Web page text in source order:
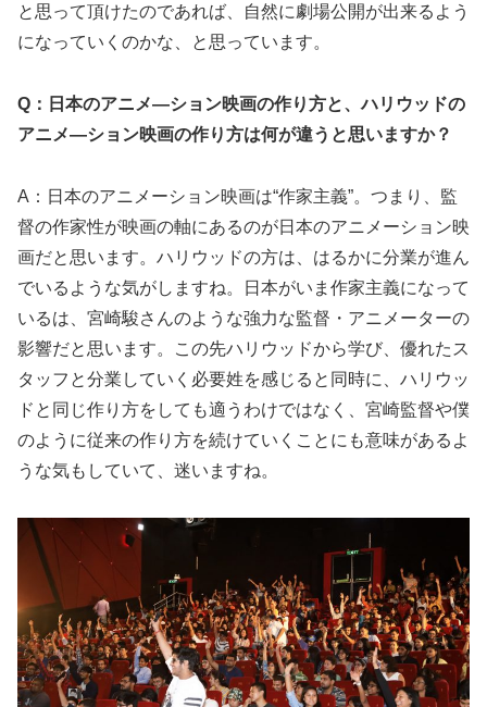
と思って頂けたのであれば、自然に劇場公開が出来るよう
になっていくのかな、と思っています。
Q：日本のアニメ―ション映画の作り方と、ハリウッドの
アニメ―ション映画の作り方は何が違うと思いますか？
A：日本のアニメーション映画は“作家主義”。つまり、監
督の作家性が映画の軸にあるのが日本のアニメーション映
画だと思います。ハリウッドの方は、はるかに分業が進ん
でいるような気がしますね。日本がいま作家主義になって
いるは、宮崎駿さんのような強力な監督・アニメーターの
影響だと思います。この先ハリウッドから学び、優れたス
タッフと分業していく必要姓を感じると同時に、ハリウッ
ドと同じ作り方をしても適うわけではなく、宮崎監督や僕
のように従来の作り方を続けていくことにも意味があるよ
うな気もしていて、迷いますね。